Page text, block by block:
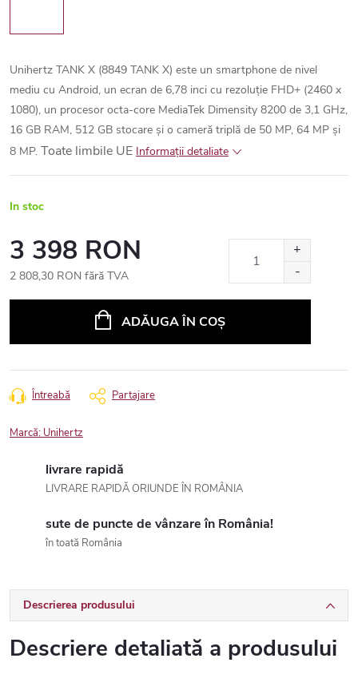
Unihertz TANK X (8849 TANK X) este un smartphone de nivel
mediu cu Android, un ecran de 6,78 inci cu rezoluție FHD+ (2460 x
1080), un procesor octa-core MediaTek Dimensity 8200 de 3,1 GHz,
16 GB RAM, 512 GB stocare și o cameră triplă de 50 MP, 64 MP și
8 MP. Toate limbile UE Informaţii detaliate
In stoc
3 398 RON
2 808,30 RON fără TVA
ADĂUGA ÎN COŞ
Întreabă Partajare
Marcă: Unihertz
livrare rapidă
LIVRARE RAPIDĂ ORIUNDE ÎN ROMÂNIA
sute de puncte de vânzare în România!
în toată România
Descrierea produsului
Descriere detaliată a produsului